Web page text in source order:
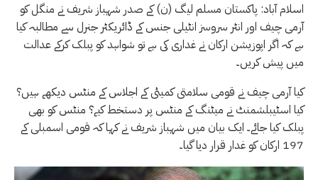
اسلام آباد: پاکستان مسلم لیگ (ن) کے صدر شہباز شریف نے منگل کو
آرمی چیف اور انٹر سروسز انٹیلی جنس کے ڈائریکٹر جنرل سے مطالبہ کیا
ہے کہ اگر اپوزیشن ارکان نے غداری کی ہے تو شواہد کو پبلک کرکے عدالت
میں پیش کریں۔
کیا آرمی چیف نے قومی سلامتی کمیٹی کے اجلاس کے منٹس دیکھے ہیں؟
کیا اسٹیبلشمنٹ نے میٹنگ کے منٹس پر دستخط کیے؟ منٹس کو بھی
پبلک کیا جائے۔ ایک بیان میں شہباز شریف نے کہا کہ قومی اسمبلی کے
197 ارکان کو غدار قرار دیا گیا۔